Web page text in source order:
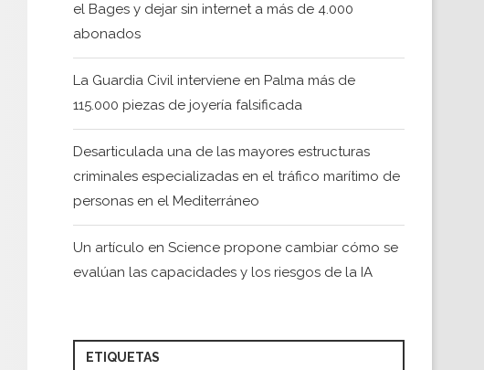
el Bages y dejar sin internet a más de 4.000
abonados
La Guardia Civil interviene en Palma más de
115.000 piezas de joyería falsificada
Desarticulada una de las mayores estructuras
criminales especializadas en el tráfico marítimo de
personas en el Mediterráneo
Un artículo en Science propone cambiar cómo se
evalúan las capacidades y los riesgos de la IA
ETIQUETAS